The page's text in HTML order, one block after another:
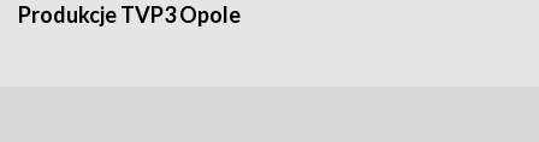
Produkcje TVP3 Opole